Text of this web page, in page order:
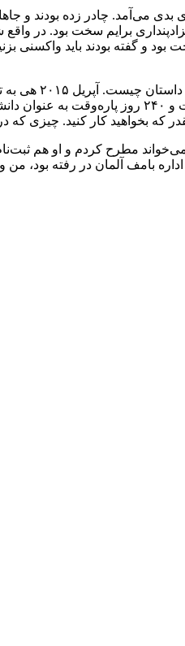
بدی می‌آمد. چادر زده بودند و
برایم سخت بود. در
و گفته بودند باید واکسنی
اولش گفتم من نمی‌آییم تا
بیا. ما هزینه بنزین، اقامت و نهار و شام‌تان را می‌دهیم. من اصلا به عنوان
که بخواهید کار کنید. چیزی که
مطرح کردم و او هم
بامف آلمان در رفته بود، من